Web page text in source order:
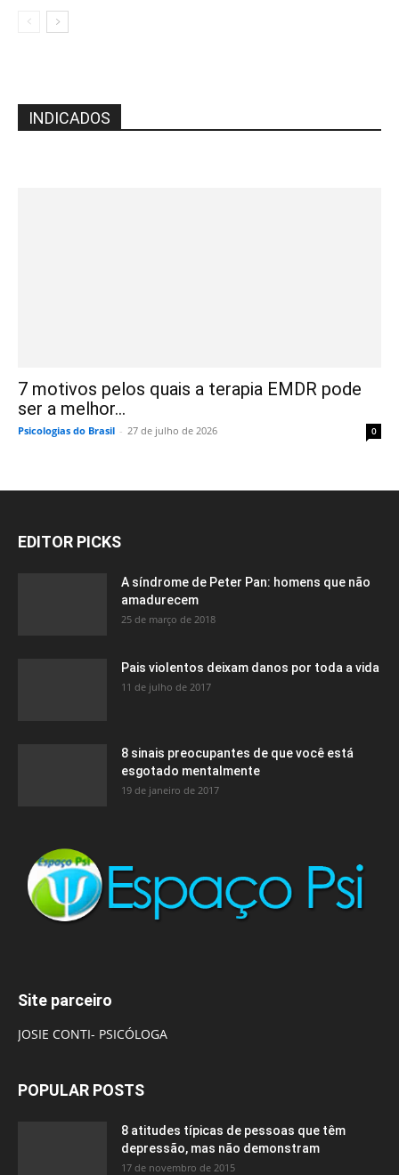
INDICADOS
7 motivos pelos quais a terapia EMDR pode
ser a melhor...
Psicologias do Brasil - 27 de julho de 2026 0
EDITOR PICKS
A síndrome de Peter Pan: homens que não
amadurecem
25 de março de 2018
Pais violentos deixam danos por toda a vida
11 de julho de 2017
8 sinais preocupantes de que você está
esgotado mentalmente
19 de janeiro de 2017
Site parceiro
JOSIE CONTI- PSICÓLOGA
POPULAR POSTS
8 atitudes típicas de pessoas que têm
depressão, mas não demonstram
17 de novembro de 2015